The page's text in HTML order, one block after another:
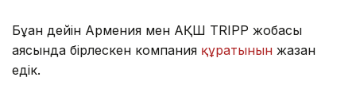
Бұған дейін Армения мен АҚШ TRIPP жобасы
аясында бірлескен компания құратынын жазған
едік.